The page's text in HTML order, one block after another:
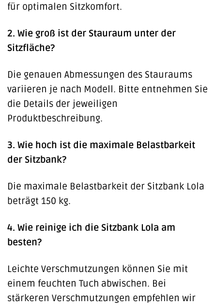
für optimalen Sitzkomfort.
2. Wie groß ist der Stauraum unter der
Sitzfläche?
Die genauen Abmessungen des Stauraums
variieren je nach Modell. Bitte entnehmen Sie
die Details der jeweiligen
Produktbeschreibung.
3. Wie hoch ist die maximale Belastbarkeit
der Sitzbank?
Die maximale Belastbarkeit der Sitzbank Lola
beträgt 150 kg.
4. Wie reinige ich die Sitzbank Lola am
besten?
Leichte Verschmutzungen können Sie mit
einem feuchten Tuch abwischen. Bei
stärkeren Verschmutzungen empfehlen wir